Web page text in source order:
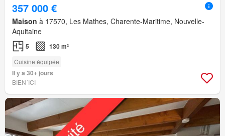
357 000 €
Maison à 17570, Les Mathes, Charente-Maritime, Nouvelle-
Aquitaine
5 130 m²
Cuisine équipée
Il y a 30+ jours
BIEN´ICI